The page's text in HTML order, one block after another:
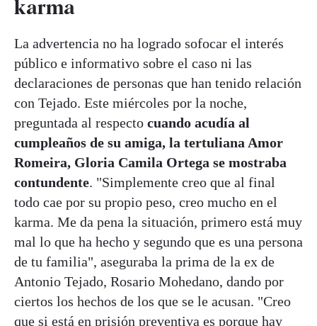
karma
La advertencia no ha logrado sofocar el interés
público e informativo sobre el caso ni las
declaraciones de personas que han tenido relación
con Tejado. Este miércoles por la noche,
preguntada al respecto cuando acudía al
cumpleaños de su amiga, la tertuliana Amor
Romeira, Gloria Camila Ortega se mostraba
contundente. "Simplemente creo que al final
todo cae por su propio peso, creo mucho en el
karma. Me da pena la situación, primero está muy
mal lo que ha hecho y segundo que es una persona
de tu familia", aseguraba la prima de la ex de
Antonio Tejado, Rosario Mohedano, dando por
ciertos los hechos de los que se le acusan. "Creo
que si está en prisión preventiva es porque hay